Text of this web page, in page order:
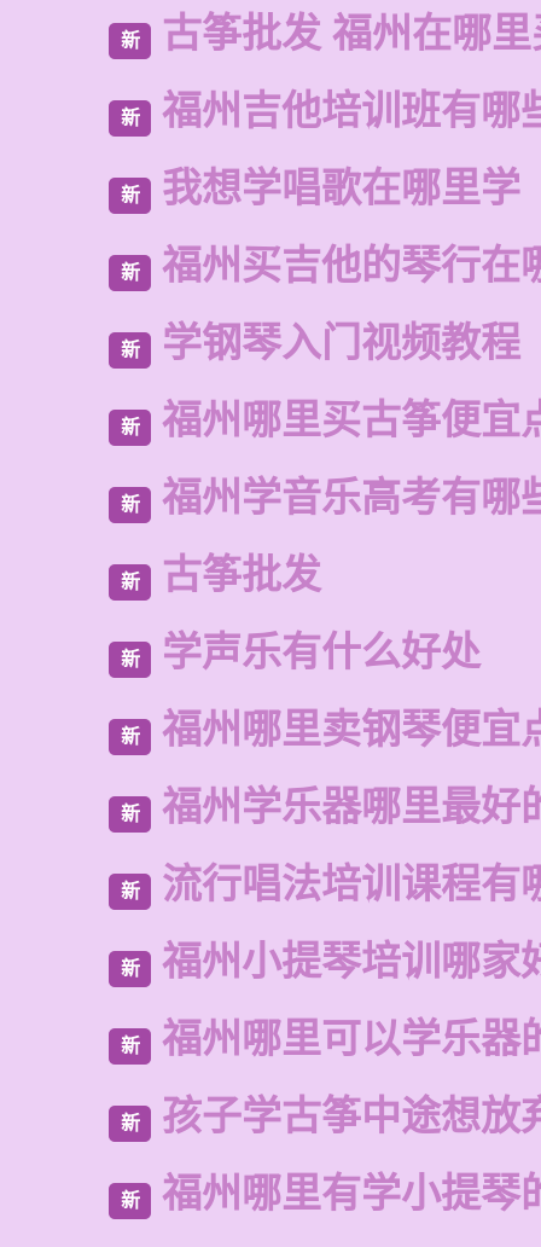
新 古筝批发 福州在哪
新 福州吉他培训班有哪
新 我想学唱歌在哪里学
新 福州买吉他的琴行在
新 学钢琴入门视频教程
新 福州哪里买古筝便宜
新 福州学音乐高考有哪
新 古筝批发
新 学声乐有什么好处
新 福州哪里卖钢琴便宜
新 福州学乐器哪里最好
新 流行唱法培训课程有
新 福州小提琴培训哪家
新 福州哪里可以学乐器
新 孩子学古筝中途想放
新 福州哪里有学小提琴